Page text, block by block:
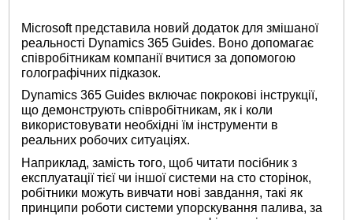
Microsoft представила новий додаток для змішаної
реальності Dynamics 365 Guides. Воно допомагає
співробітникам компанії вчитися за допомогою
голографічних підказок.
Dynamics 365 Guides включає покрокові інструкції,
що демонструють співробітникам, як і коли
використовувати необхідні їм інструменти в
реальних робочих ситуаціях.
Наприклад, замість того, щоб читати посібник з
експлуатації тієї чи іншої системи на сто сторінок,
робітники можуть вивчати нові завдання, такі як
принципи роботи системи упорскування палива, за